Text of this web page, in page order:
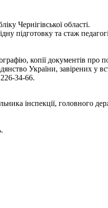
Чернігівської області.
підготовку та стаж
копії документів про
України, завірених у
34-66.
інспекції, головного